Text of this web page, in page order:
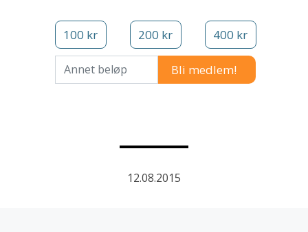
100 kr 200 kr 400 kr
Annet beløp
12.08.2015